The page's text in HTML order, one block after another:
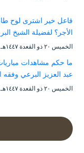
فاعل خير اشترى لوح
الأجر؟ لفضيلة الشيخ
الخميس ۲۰ ذو القعدة ۱٤٤۷هـ ۷-۵-۲۰۲٦م
ما حكم مشاهدات
عبد العزيز البرعي وفقه
الخميس ۲۰ ذو القعدة ۱٤٤۷هـ ۷-۵-۲۰۲٦م